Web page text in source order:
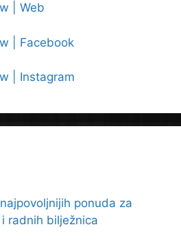
| Web
| Facebook
| Instagram
ponuda za
radnih bilježnica